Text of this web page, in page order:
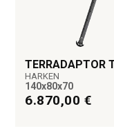
TERRADAPTOR
HARKEN
140x80x70
6.870,00 €